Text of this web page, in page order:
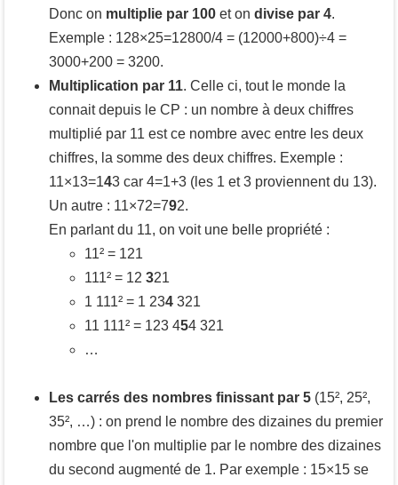
Donc on multiplie par 100 et on divise par 4.
Exemple : 128×25=12800/4 = (12000+800)÷4 =
3000+200 = 3200.
Multiplication par 11. Celle ci, tout le monde la
connait depuis le CP : un nombre à deux chiffres
multiplié par 11 est ce nombre avec entre les deux
chiffres, la somme des deux chiffres. Exemple :
11×13=143 car 4=1+3 (les 1 et 3 proviennent du 13).
Un autre : 11×72=792.
En parlant du 11, on voit une belle propriété :
11² = 121
111² = 12 321
1 111² = 1 234 321
11 111² = 123 454 321
…
Les carrés des nombres finissant par 5 (15², 25²,
35², …) : on prend le nombre des dizaines du premier
nombre que l'on multiplie par le nombre des dizaines
du second augmenté de 1. Par exemple : 15×15 se